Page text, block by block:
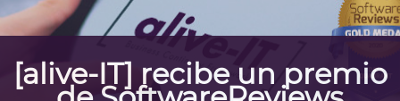
[alive-IT] recibe un premio